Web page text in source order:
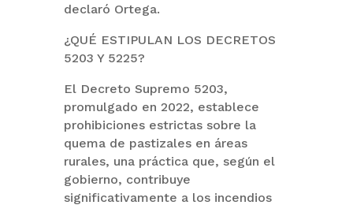
declaró Ortega.
¿QUÉ ESTIPULAN LOS DECRETOS
5203 Y 5225?
El Decreto Supremo 5203,
promulgado en 2022, establece
prohibiciones estrictas sobre la
quema de pastizales en áreas
rurales, una práctica que, según el
gobierno, contribuye
significativamente a los incendios